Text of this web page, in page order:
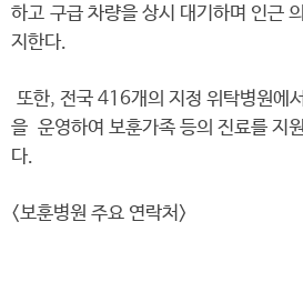
하고 구급 차량을 상시 대기하며 인근
지한다.
또한, 전국 416개의 지정 위탁병원에
을 운영하여 보훈가족 등의 진료를 지
<보훈병원 주요 연락처>